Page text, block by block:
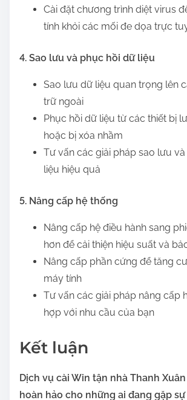
Cài đặt chương trình diệt virus
tính khỏi các mối đe dọa trực
4. Sao lưu và phục hồi dữ liệu
Sao lưu dữ liệu quan trọng lên
trữ ngoài
Phục hồi dữ liệu từ các thiết bị
hoặc bị xóa nhầm
Tư vấn các giải pháp sao lưu
liệu hiệu quả
5. Nâng cấp hệ thống
Nâng cấp hệ điều hành sang
hơn để cải thiện hiệu suất và
Nâng cấp phần cứng để tăng
máy tính
Tư vấn các giải pháp nâng cấp
hợp với nhu cầu của bạn
Kết luận
Dịch vụ cài Win tận nhà Thanh
hoàn hảo cho những ai đang gặp